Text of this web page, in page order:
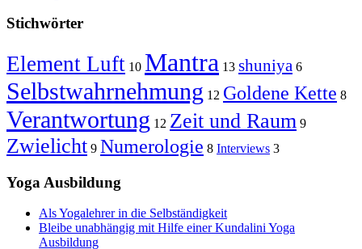
Stichwörter
Element Luft 10 Mantra 13 shuniya 6
Selbstwahrnehmung 12 Goldene Kette 8
Verantwortung 12 Zeit und Raum 9
Zwielicht 9 Numerologie 8 Interviews 3
Yoga Ausbildung
Als Yogalehrer in die Selbständigkeit
Bleibe unabhängig mit Hilfe einer Kundalini Yoga
Ausbildung